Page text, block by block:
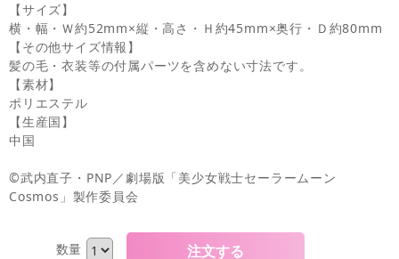
【サイズ】
横・幅・Ｗ約52mm×縦・高さ・Ｈ約45mm×奥行・Ｄ約80mm
【その他サイズ情報】
髪の毛・衣装等の付属パーツを含めない寸法です。
【素材】
ポリエステル
【生産国】
中国
©武内直子・PNP／劇場版「美少女戦士セーラームーン
Cosmos」製作委員会
数量